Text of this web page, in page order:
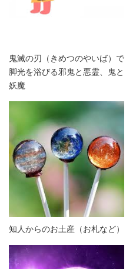
鬼滅の刃（きめつのやいば）で
脚光を浴びる邪鬼と悪霊、鬼と
妖魔
知人からのお土産（お札など）